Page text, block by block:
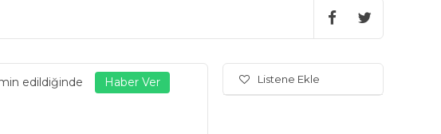
edildiğinde Listene Ekle